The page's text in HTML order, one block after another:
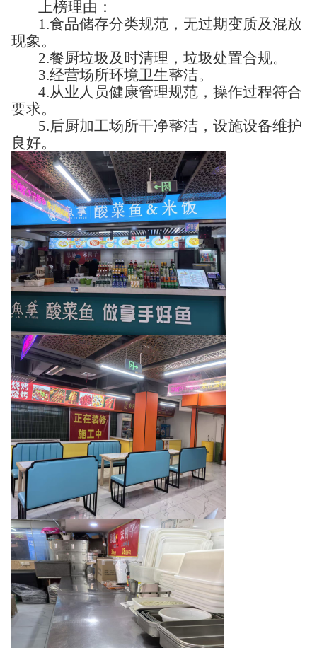
上榜理由：
1.食品储存分类规范，无过期变质及混放
现象。
2.餐厨垃圾及时清理，垃圾处置合规。
3.经营场所环境卫生整洁。
4.从业人员健康管理规范，操作过程符合
要求。
5.后厨加工场所干净整洁，设施设备维护
良好。